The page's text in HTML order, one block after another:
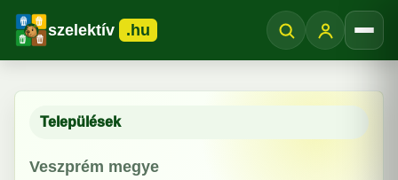
szelektív .hu
Települések
Veszprém megye